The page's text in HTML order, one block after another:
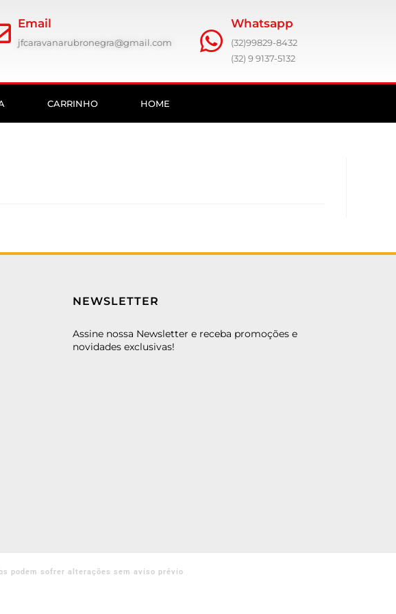
Email
jfcaravanarubronegra@gmail.com
Whatsapp
(32)99829-8432
(32) 9 9137-5132
CARRINHO HOME
NEWSLETTER
Assine nossa Newsletter e receba promoções e
novidades exclusivas!
podem sofrer alterações sem aviso prévio